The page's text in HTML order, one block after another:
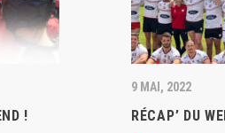
!
9 MAI, 2022
RÉCAP’ DU